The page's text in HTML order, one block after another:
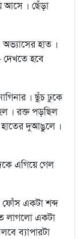
আসে । ছেঁড়া
অভ্যাসের হাত ।
দেখতে হবে
। ছুঁচ ঢুকে
। রক্ত পড়ছিল
হাতের দুআঙুলে ।
এগিয়ে গেল
ফোঁস একটা শব্দ
লাগলো একটা
ব্যাপারটা